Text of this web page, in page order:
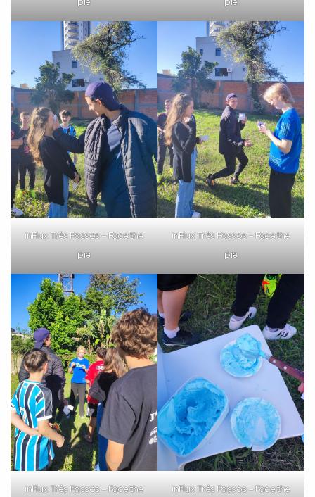
pie pie
inFlux Três Passos – Face the
pie
inFlux Três Passos – Face the
pie
inFlux Três Passos – Face the inFlux Três Passos – Face the
VOLTAR